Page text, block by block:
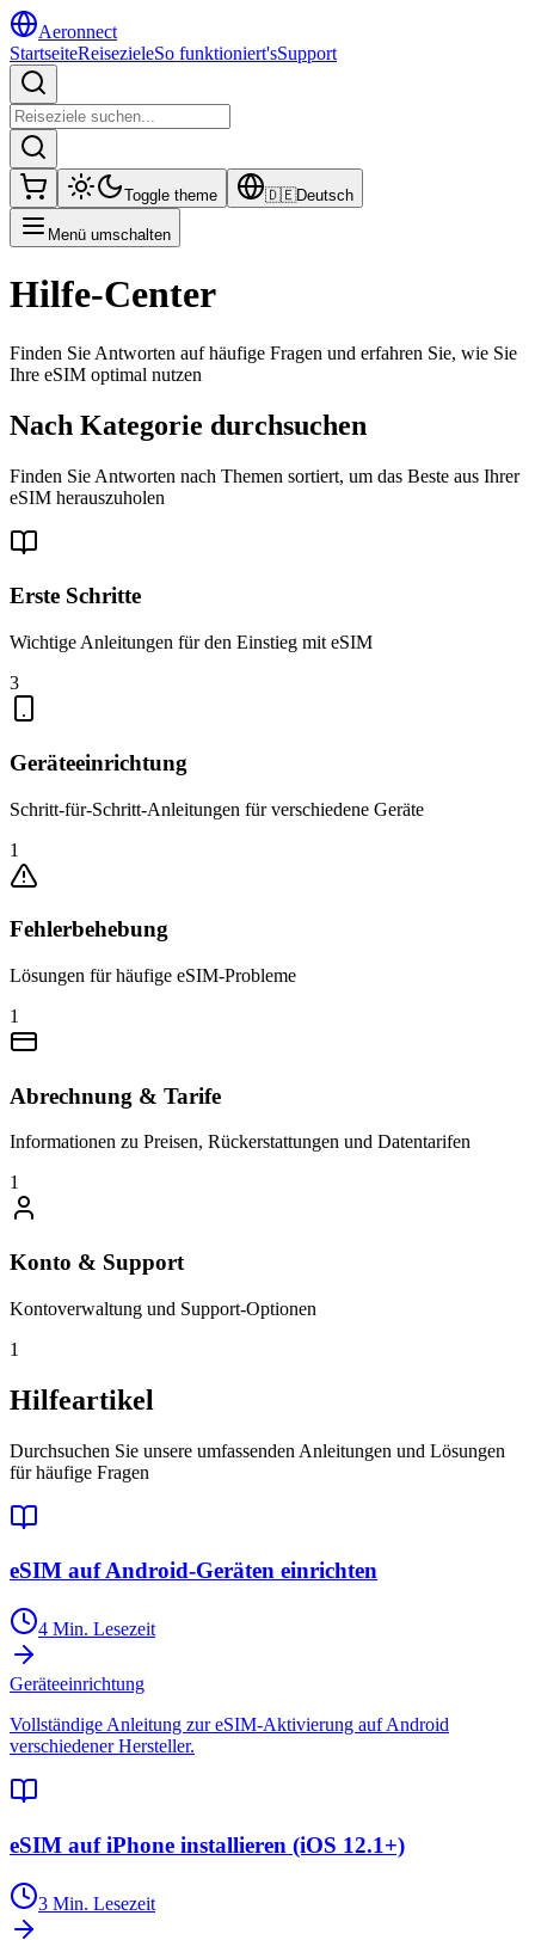
Aeronnect
StartseiteReisezieleSo funktioniert'sSupport
Toggle theme 🇩🇪Deutsch
Menü umschalten
Hilfe-Center
Finden Sie Antworten auf häufige Fragen und erfahren Sie, wie Sie
Ihre eSIM optimal nutzen
Nach Kategorie durchsuchen
Finden Sie Antworten nach Themen sortiert, um das Beste aus Ihrer
eSIM herauszuholen
Erste Schritte
Wichtige Anleitungen für den Einstieg mit eSIM
3
Geräteeinrichtung
Schritt-für-Schritt-Anleitungen für verschiedene Geräte
1
Fehlerbehebung
Lösungen für häufige eSIM-Probleme
1
Abrechnung & Tarife
Informationen zu Preisen, Rückerstattungen und Datentarifen
1
Konto & Support
Kontoverwaltung und Support-Optionen
1
Hilfeartikel
Durchsuchen Sie unsere umfassenden Anleitungen und Lösungen
für häufige Fragen
eSIM auf Android-Geräten einrichten
4 Min. Lesezeit
Geräteeinrichtung
Vollständige Anleitung zur eSIM-Aktivierung auf Android
verschiedener Hersteller.
eSIM auf iPhone installieren (iOS 12.1+)
3 Min. Lesezeit